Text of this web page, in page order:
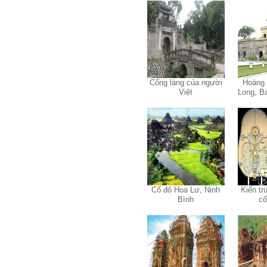
Cổng làng của người
Việt
Long,
Cố đô Hoa Lư, Ninh
Bình
Kiến